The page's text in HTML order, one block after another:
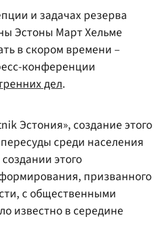
и задачах резерва
Эстоны Март Хельме
в скором времени –
конференции
дел.
Эстония», создание этого
среди населения
этого
призванного
с общественными
известно в середине